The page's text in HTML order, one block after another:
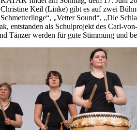
Keil (Linke) gibt es auf zwei
„Vetter Sound“, „Die
entstanden als Schulprojekt des Carl-
Tänzer werden für gute Stimmung und